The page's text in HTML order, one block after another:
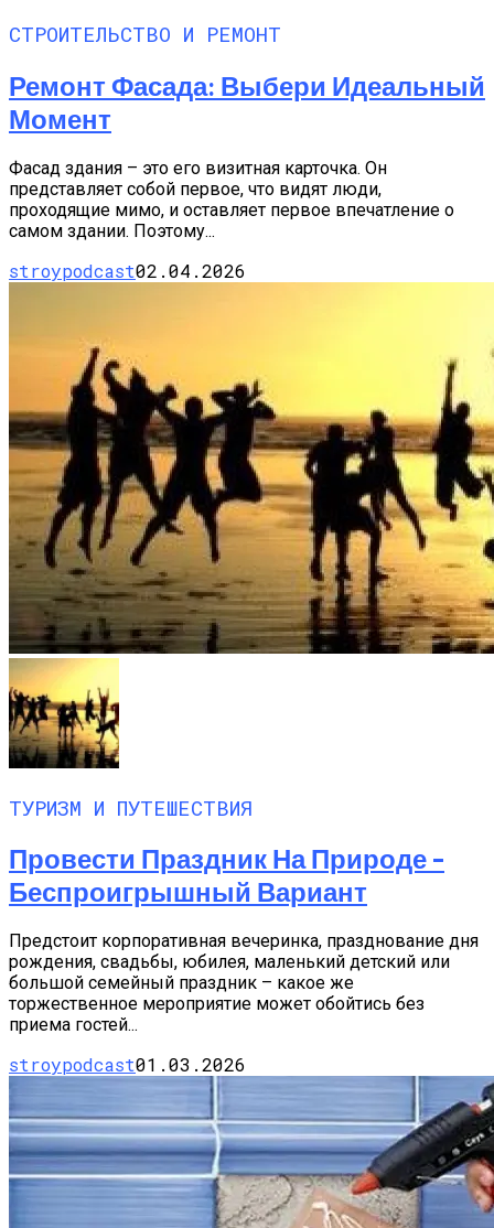
СТРОИТЕЛЬСТВО И РЕМОНТ
Ремонт Фасада: Выбери Идеальный
Момент
Фасад здания – это его визитная карточка. Он
представляет собой первое, что видят люди,
проходящие мимо, и оставляет первое впечатление о
самом здании. Поэтому...
stroypodcast02.04.2026
ТУРИЗМ И ПУТЕШЕСТВИЯ
Провести Праздник На Природе –
Беспроигрышный Вариант
Предстоит корпоративная вечеринка, празднование дня
рождения, свадьбы, юбилея, маленький детский или
большой семейный праздник – какое же
торжественное мероприятие может обойтись без
приема гостей...
stroypodcast01.03.2026